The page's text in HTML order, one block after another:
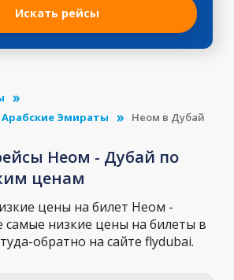
Искать рейсы
Эмираты
Неом в Дубай
Неом - Дубай по
ценам
цены на билет Неом -
самые низкие цены на билеты в
обратно на сайте flydubai.